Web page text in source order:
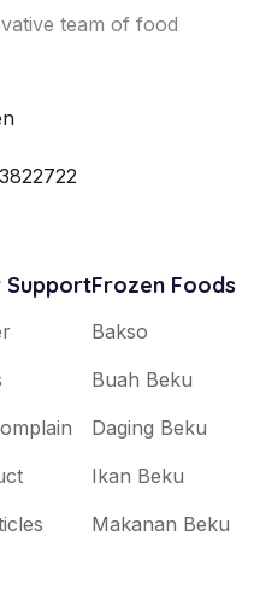
team of food
SupportFrozen Foods
Bakso
Buah Beku
Daging Beku
Ikan Beku
Makanan Beku